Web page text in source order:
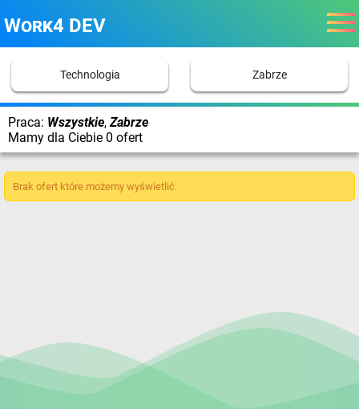
Work4 DEV
Technologia Zabrze
Praca: Wszystkie, Zabrze
Mamy dla Ciebie 0 ofert
Brak ofert które możemy wyświetlić.